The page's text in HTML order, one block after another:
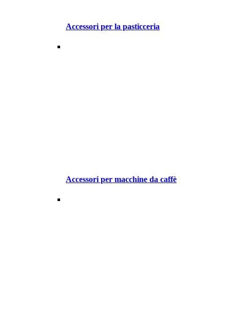
Accessori per la pasticceria
Accessori per macchine da caffè